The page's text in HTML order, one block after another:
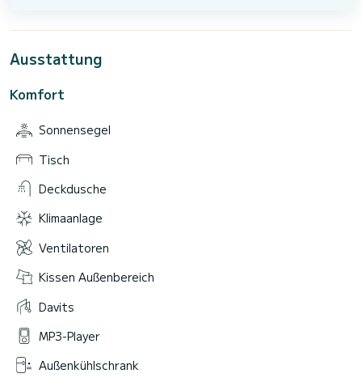
Ausstattung
Komfort
Sonnensegel
Tisch
Deckdusche
Klimaanlage
Ventilatoren
Kissen Außenbereich
Davits
MP3-Player
Außenkühlschrank